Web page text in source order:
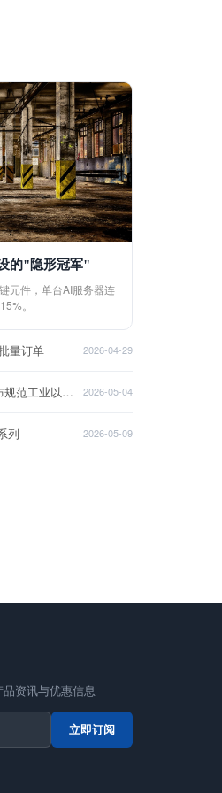
的"隐形冠军"
元件，单台AI服务器连
。
量订单 2026-04-29
连接器标准更新：IEC 63171-7正式发布规范工业以太网接口 2026-05-04
列 2026-05-09
资讯与优惠信息
立即订阅